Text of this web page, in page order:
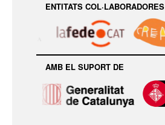
ENTITATS COL·LABORADORES
AMB EL SUPORT DE